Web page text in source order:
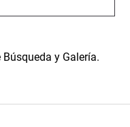
y Galería.